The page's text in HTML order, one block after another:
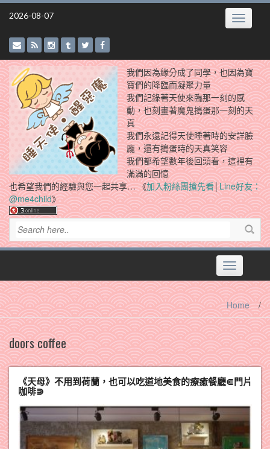
Skip
2026-08-07 Toggle
我們因為緣分成了同學，也因為寶
寶們的降臨而凝聚力量
我們記錄著天使來臨那一刻的感
動，也刻畫著魔鬼搗蛋那一刻的天
真
我們永遠記得天使睡著時的安詳臉
龐，還有搗蛋時的天真笑容
我們都希望數年後回頭看，這裡有
滿滿的回憶
也希望我們的經驗與您一起共享… 《加入粉絲團搶先看│Line好友：
@me4child》
Toggle
navigation
Home /
doors coffee
《天母》不用到荷蘭，也可以吃道地美食的療癒餐廳⋐門片
咖啡⋑